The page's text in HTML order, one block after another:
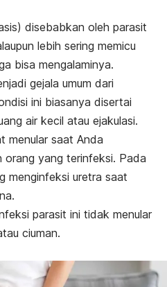
) disebabkan oleh parasit
lebih sering memicu
bisa mengalaminya.
gejala umum dari
ini biasanya disertai
air kecil atau ejakulasi.
menular saat Anda
orang yang terinfeksi. Pada
menginfeksi uretra saat
parasit ini tidak menular
ciuman.